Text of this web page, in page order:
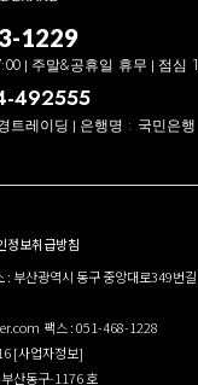
1229
주말&공휴일 휴무 점심
492555
트레이딩 은행명 : 국민은행
정보취급방침
: 부산광역시 동구 중앙대로349번
팩스 : 051-468-1228
[사업자정보]
산동구-1176 호